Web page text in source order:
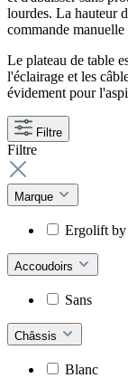
lourdes. La hauteur
commande
Le plateau de table
l'éclairage et les
évidement pour
Filtre
Filtre
Marque
Ergolift by
Accoudoirs
Sans
Châssis
Blanc